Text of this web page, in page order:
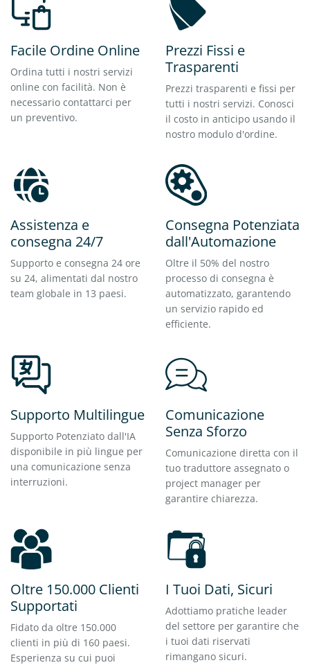
Facile Ordine Online
Ordina tutti i nostri servizi
online con facilità. Non è
necessario contattarci per
un preventivo.
Prezzi Fissi e
Trasparenti
Prezzi trasparenti e fissi per
tutti i nostri servizi. Conosci
il costo in anticipo usando il
nostro modulo d'ordine.
Assistenza e
consegna 24/7
Supporto e consegna 24 ore
su 24, alimentati dal nostro
team globale in 13 paesi.
Consegna Potenziata
dall'Automazione
Oltre il 50% del nostro
processo di consegna è
automatizzato, garantendo
un servizio rapido ed
efficiente.
Supporto Multilingue
Supporto Potenziato dall'IA
disponibile in più lingue per
una comunicazione senza
interruzioni.
Comunicazione
Senza Sforzo
Comunicazione diretta con il
tuo traduttore assegnato o
project manager per
garantire chiarezza.
Oltre 150.000 Clienti
Supportati
Fidato da oltre 150.000
clienti in più di 160 paesi.
Esperienza su cui puoi
I Tuoi Dati, Sicuri
Adottiamo pratiche leader
del settore per garantire che
i tuoi dati riservati
rimangano sicuri.